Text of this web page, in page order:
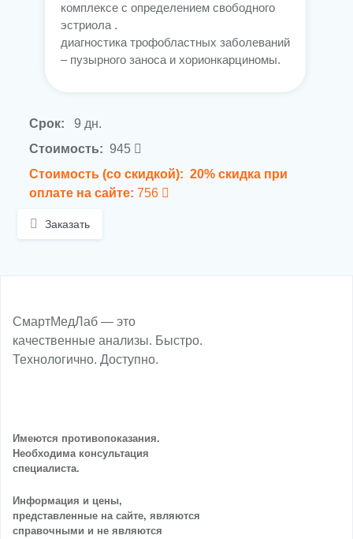
комплексе с определением свободного
эстриола .
диагностика трофобластных заболеваний
– пузырного заноса и хорионкарциномы.
Срок:
9 дн.
Стоимость: 945
Стоимость (со скидкой): 20% скидка при
оплате на сайте: 756
Заказать
СмартМедЛаб — это
качественные анализы. Быстро.
Технологично. Доступно.
Имеются противопоказания.
Необходима консультация
специалиста.
Информация и цены,
представленные на сайте, являются
справочными и не являются